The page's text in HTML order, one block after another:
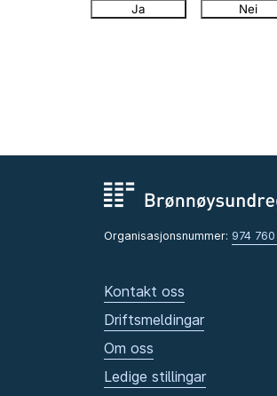
Ja Nei
Organisasjonsnummer: 974
Kontakt oss
Driftsmeldingar
Om oss
Ledige stillingar